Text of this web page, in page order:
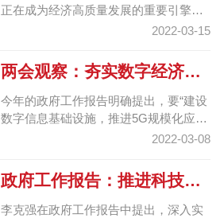
正在成为经济高质量发展的重要引擎，
在促进社会经济发展、推动共同富裕方
2022-03-15
两会观察：夯实数字经济发
展“底座”
今年的政府工作报告明确提出，要“建设
数字信息基础设施，推进5G规模化应
用，促进产业数字化转型”，会场内外的
2022-03-08
政府工作报告：推进科技创
新 促进产业升级
李克强在政府工作报告中提出，深入实